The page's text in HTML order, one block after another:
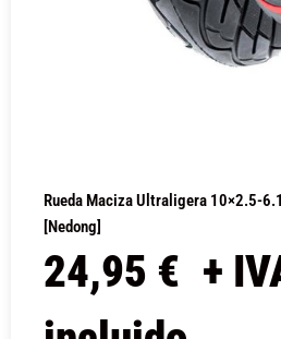
Rueda Maciza Ultraligera 10×2.5-
[Nedong]
24,95 € +